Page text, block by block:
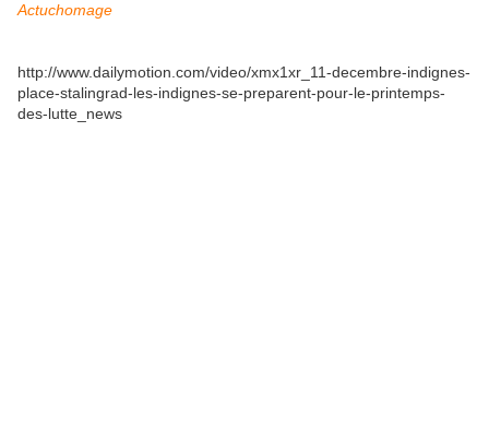
Actuchomage
http://www.dailymotion.com/video/xmx1xr_11-decembre-indignes-
place-stalingrad-les-indignes-se-preparent-pour-le-printemps-
des-lutte_news